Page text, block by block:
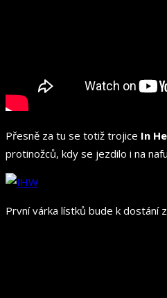
Přesně za tu se totiž trojice In
protinožců, kdy se jezdilo i na
První várka lístků bude k dostání